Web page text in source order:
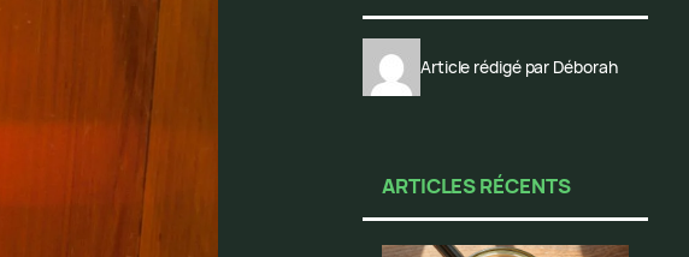
Article rédigé par Déborah
ARTICLES RÉCENTS